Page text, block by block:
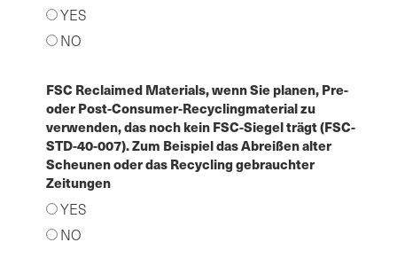
YES
NO
FSC Reclaimed Materials, wenn Sie planen, Pre-
oder Post-Consumer-Recyclingmaterial zu
verwenden, das noch kein FSC-Siegel trägt (FSC-
STD-40-007). Zum Beispiel das Abreißen alter
Scheunen oder das Recycling gebrauchter
Zeitungen
YES
NO